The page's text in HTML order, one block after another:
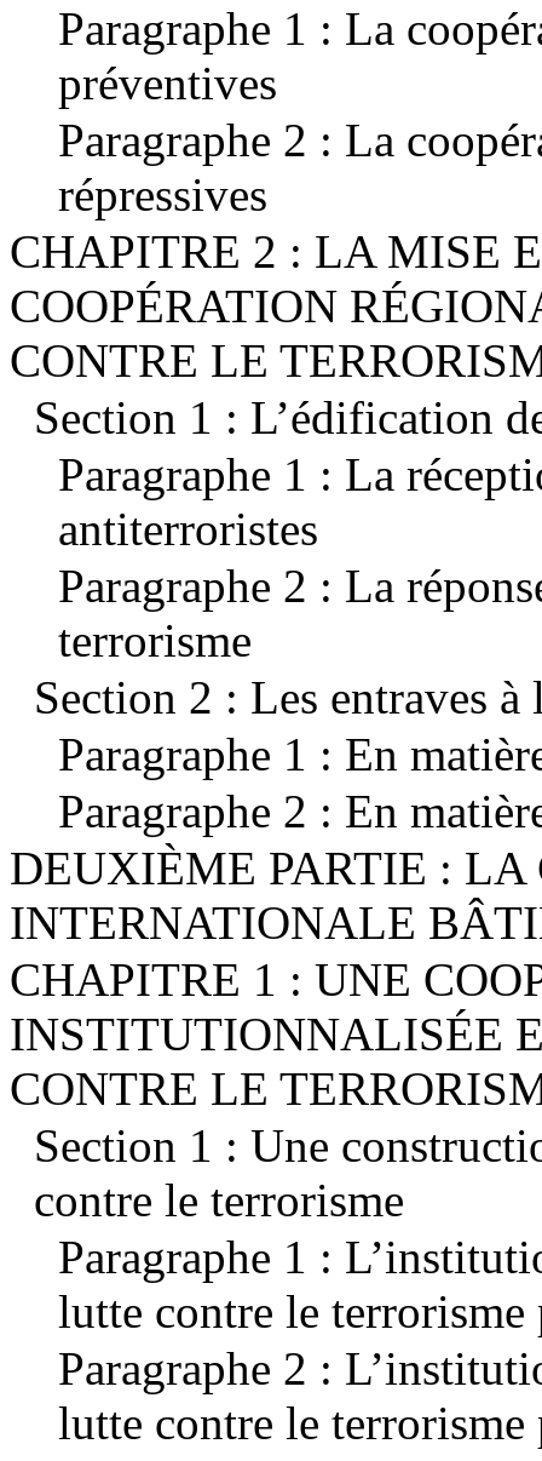
Paragraphe 1 : La
préventives
Paragraphe 2 : La
répressives
CHAPITRE 2 : LA MISE
COOPÉRATION
CONTRE LE
Section 1 : L’édification
Paragraphe 1 : La
antiterroristes
Paragraphe 2 : La
terrorisme
Section 2 : Les entraves
Paragraphe 1 : En
Paragraphe 2 : En
DEUXIÈME PARTIE : LA
INTERNATIONALE
CHAPITRE 1 : UNE
INSTITUTIONNALISÉE
CONTRE LE
Section 1 : Une
contre le terrorisme
Paragraphe 1 :
lutte contre le terrorisme
Paragraphe 2 :
lutte contre le terrorisme